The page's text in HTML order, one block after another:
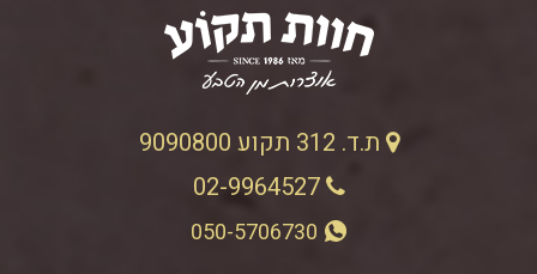
ת.ד. 312 תקוע 9090800
02-9964527